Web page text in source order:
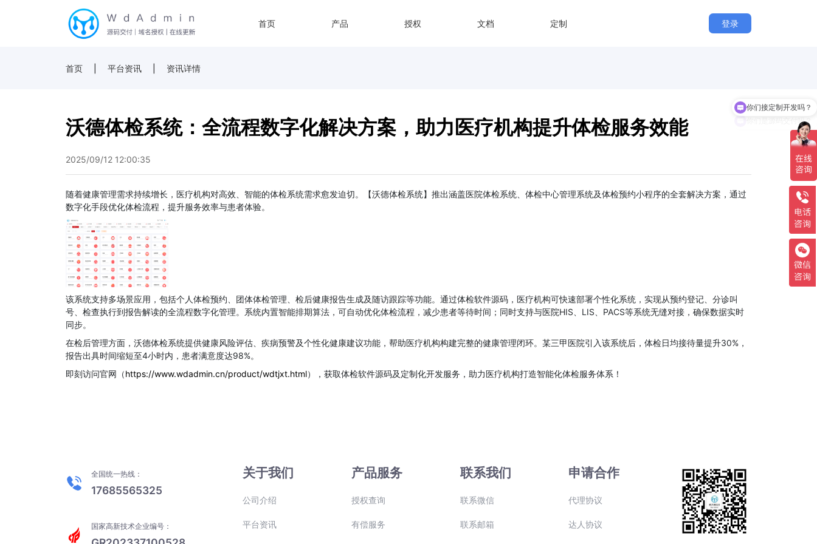
首页 产品 授权 文档 定制 登录
首页 平台资讯 资讯详情
沃德体检系统：全流程数字化解决方案，助力医疗机构提升体检服务效能
2025/09/12 12:00:35
随着健康管理需求持续增长，医疗机构对高效、智能的体检系统需求愈发迫切。【沃德体检系统】推出涵盖医院体检系统、体检中心管理系统及体检预约小程序的全套解决方案，通过
数字化手段优化体检流程，提升服务效率与患者体验。
该系统支持多场景应用，包括个人体检预约、团体体检管理、检后健康报告生成及随访跟踪等功能。通过体检软件源码，医疗机构可快速部署个性化系统，实现从预约登记、分诊叫
号、检查执行到报告解读的全流程数字化管理。系统内置智能排期算法，可自动优化体检流程，减少患者等待时间；同时支持与医院HIS、LIS、PACS等系统无缝对接，确保数据实时
同步。
在检后管理方面，沃德体检系统提供健康风险评估、疾病预警及个性化健康建议功能，帮助医疗机构构建完整的健康管理闭环。某三甲医院引入该系统后，体检日均接待量提升30%，
报告出具时间缩短至4小时内，患者满意度达98%。
即刻访问官网（https://www.wdadmin.cn/product/wdtjxt.html），获取体检软件源码及定制化开发服务，助力医疗机构打造智能化体检服务体系！
全国统一热线：
17685565325
国家高新技术企业编号：
关于我们
公司介绍
平台资讯
产品服务
授权查询
有偿服务
联系我们
联系微信
联系邮箱
申请合作
代理协议
达人协议